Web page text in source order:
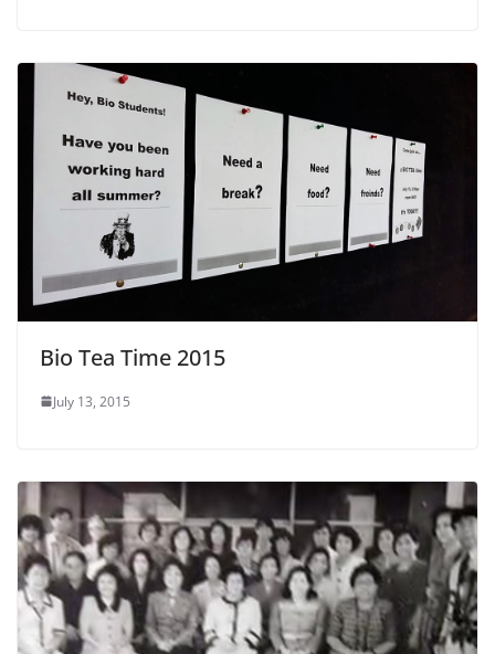
Bio Tea Time 2015
July 13, 2015